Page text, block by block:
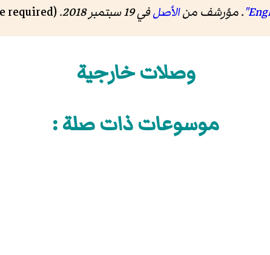
. مؤرشف منالأصلفي 19 سبتمبر 2018 .
(registration & fee required)
وصلات خارجية
موسوعات ذات صلة :